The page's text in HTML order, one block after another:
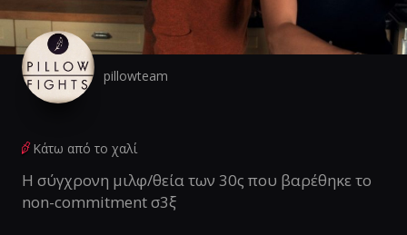
pillowteam
Κάτω από το χαλί
Η σύγχρονη μιλφ/θεία των 30ς που βαρέθηκε το
non-commitment σ3ξ